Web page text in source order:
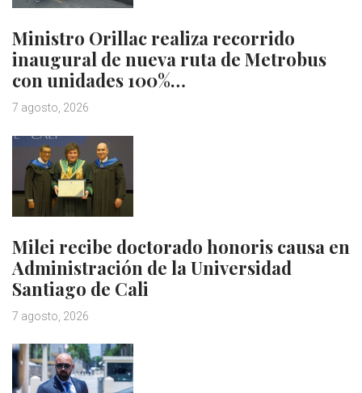
Ministro Orillac realiza recorrido
inaugural de nueva ruta de Metrobus
con unidades 100%…
7 agosto, 2026
Milei recibe doctorado honoris causa en
Administración de la Universidad
Santiago de Cali
7 agosto, 2026